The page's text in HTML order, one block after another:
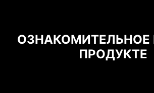
ОЗНАКОМИТЕЛЬНОЕ
ПРОДУКТЕ